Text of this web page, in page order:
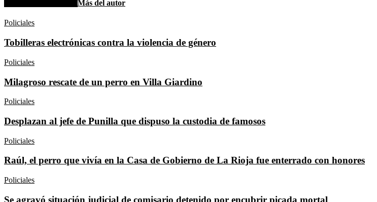
Más del autor
Policiales
Tobilleras electrónicas contra la violencia de género
Policiales
Milagroso rescate de un perro en Villa Giardino
Policiales
Desplazan al jefe de Punilla que dispuso la custodia de famosos
Policiales
Raúl, el perro que vivía en la Casa de Gobierno de La Rioja fue enterrado con honores
Policiales
Se agravó situación judicial de comisario detenido por encubrir picada mortal